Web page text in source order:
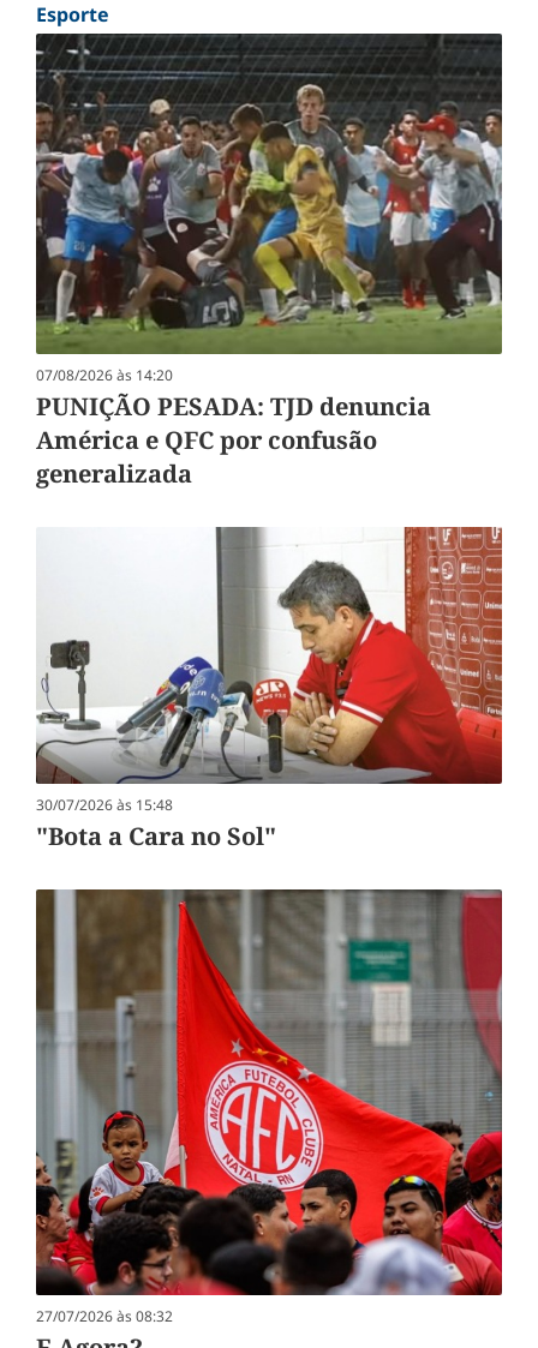
Esporte
07/08/2026 às 14:20
PUNIÇÃO PESADA: TJD denuncia
América e QFC por confusão
generalizada
30/07/2026 às 15:48
"Bota a Cara no Sol"
27/07/2026 às 08:32